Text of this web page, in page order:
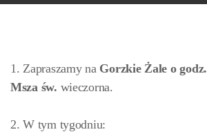
1. Zapraszamy na Gorzkie Żale o
Msza św. wieczorna.
2. W tym tygodniu: